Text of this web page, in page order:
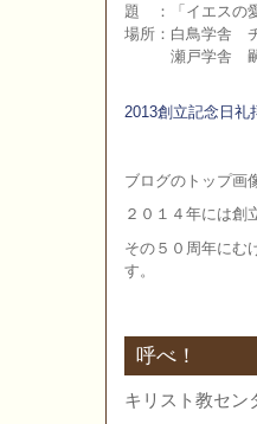
題 ：「イエスの
場所：白鳥学舎
瀬戸学舎 嗣
（ＴＶ会
2013創立記念日礼
ブログのトップ画
２０１４年には創
その５０周年にむ
す。
呼べ！
キリスト教セン